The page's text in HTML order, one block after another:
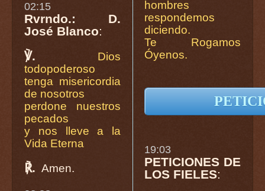
02:15
Rvrndo.: D.
José Blanco:
℣.
Dios
todopoderoso
tenga misericordia
de nosotros
perdone nuestros
pecados
y nos lleve a la
Vida Eterna
℟. Amen.
hombres
respondemos
diciendo.
Te Rogamos
Óyenos.
19:03
PETICIONES DE
LOS FIELES: